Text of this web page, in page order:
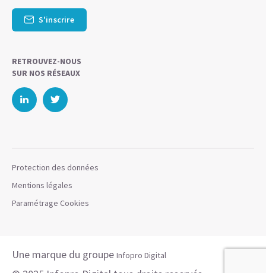
S'inscrire
RETROUVEZ-NOUS
SUR NOS RÉSEAUX
Protection des données
Mentions légales
Paramétrage Cookies
Une marque du groupe Infopro Digital